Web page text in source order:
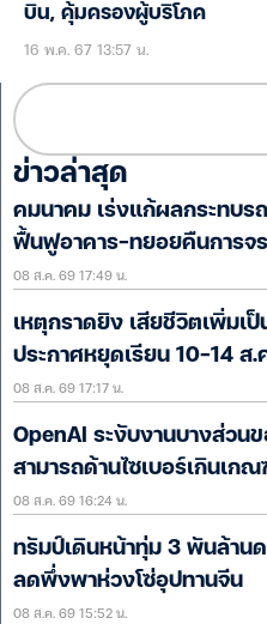
บิน, คุ้มครองผู้บริโภค
16 พ.ค. 67 13:57 น.
ข่าวล่าสุด
คมนาคม เร่งแก้ผลกระทบร
ฟื้นฟูอาคาร-ทยอยคืนการจ
08 ส.ค. 69 17:49 น.
เหตุกราดยิง เสียชีวิตเพิ่มเ
ประกาศหยุดเรียน 10-14 ส.
08 ส.ค. 69 17:17 น.
OpenAI ระงับงานบางส่วน
สามารถด้านไซเบอร์เกินเก
08 ส.ค. 69 16:24 น.
ทรัมป์เดินหน้าทุ่ม 3 พันล้าน
ลดพึ่งพาห่วงโซ่อุปทานจีน
08 ส.ค. 69 15:52 น.